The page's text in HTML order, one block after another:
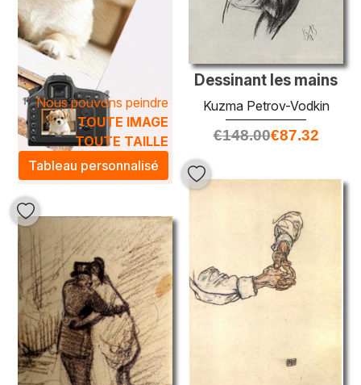
œuvres dans votre décoration intérieure, vous apporterez
une atmosphère artistique, raffinée et chaleureuse, tout en
témoignant de votre appréciation pour le processus créatif.
Nous pouvons peindre
TOUTE IMAGE
TOUTE TAILLE
Tableau personnalisé
Dessinant les mains
Kuzma Petrov-Vodkin
€148.00€87.32